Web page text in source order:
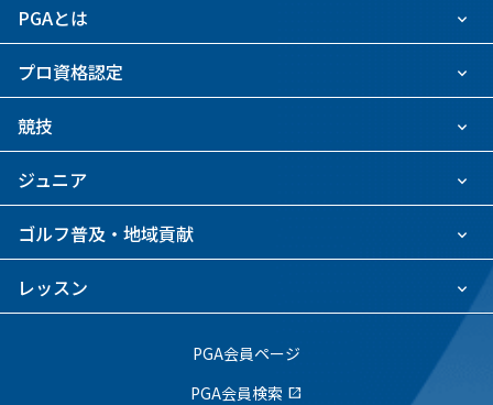
PGAとは
プロ資格認定
競技
ジュニア
ゴルフ普及・地域貢献
レッスン
PGA会員ページ
PGA会員検索 open_in_new